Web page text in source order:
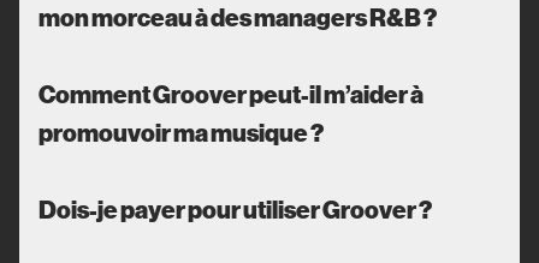
mon morceau à des managers R&B ?
Comment Groover peut-il m’aider à
promouvoir ma musique ?
Dois-je payer pour utiliser Groover ?